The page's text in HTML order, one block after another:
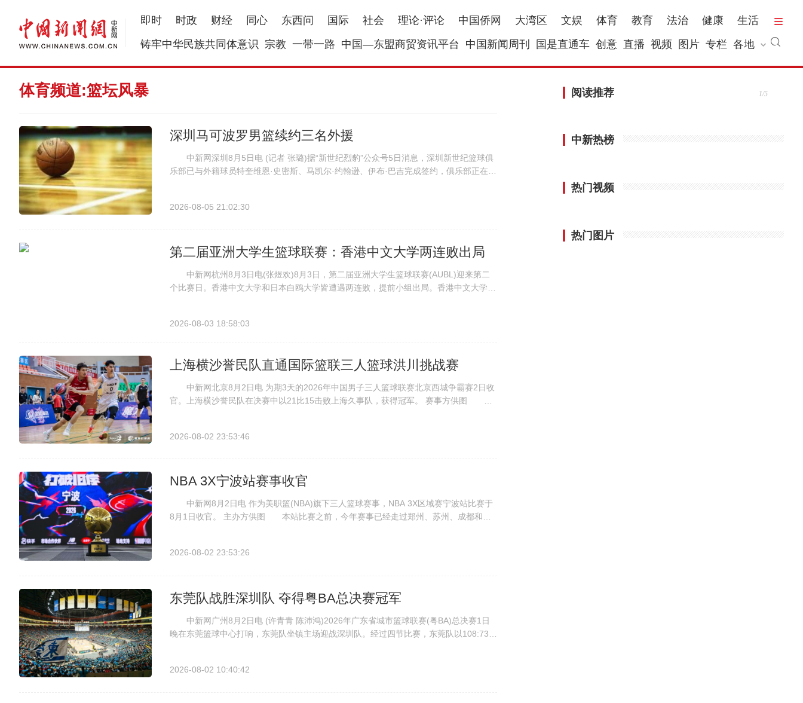
即时 时政 财经 同心 东西问 国际 社会 理论·评论 中国侨网 大湾区 文娱 体育 教育 法治 健康
生活
铸牢中华民族共同体意识 宗教 一带一路 中国—东盟商贸资讯平台 中国新闻周刊 国是直通车 创意 直播 视频 图片 专栏 各地
体育频道:篮坛风暴
深圳马可波罗男篮续约三名外援
中新网深圳8月5日电 (记者 张璐)据“新世纪烈豹”公众号5日消息，深圳新世纪篮球俱
乐部已与外籍球员特奎维恩·史密斯、马凯尔·约翰逊、伊布·巴吉完成签约，俱乐部正在为
2026-08-05 21:02:30
第二届亚洲大学生篮球联赛：香港中文大学两连败出局
中新网杭州8月3日电(张煜欢)8月3日，第二届亚洲大学生篮球联赛(AUBL)迎来第二
个比赛日。香港中文大学和日本白鸥大学皆遭遇两连败，提前小组出局。香港中文大学
2026-08-03 18:58:03
上海横沙誉民队直通国际篮联三人篮球洪川挑战赛
中新网北京8月2日电 为期3天的2026年中国男子三人篮球联赛北京西城争霸赛2日收
官。上海横沙誉民队在决赛中以21比15击败上海久事队，获得冠军。 赛事方供图 共
2026-08-02 23:53:46
NBA 3X宁波站赛事收官
中新网8月2日电 作为美职篮(NBA)旗下三人篮球赛事，NBA 3X区域赛宁波站比赛于
8月1日收官。 主办方供图 本站比赛之前，今年赛事已经走过郑州、苏州、成都和天
2026-08-02 23:53:26
东莞队战胜深圳队 夺得粤BA总决赛冠军
中新网广州8月2日电 (许青青 陈沛鸿)2026年广东省城市篮球联赛(粤BA)总决赛1日
晚在东莞篮球中心打响，东莞队坐镇主场迎战深圳队。经过四节比赛，东莞队以108:73战
2026-08-02 10:40:42
阅读推荐 1/5
中新热榜
热门视频
热门图片